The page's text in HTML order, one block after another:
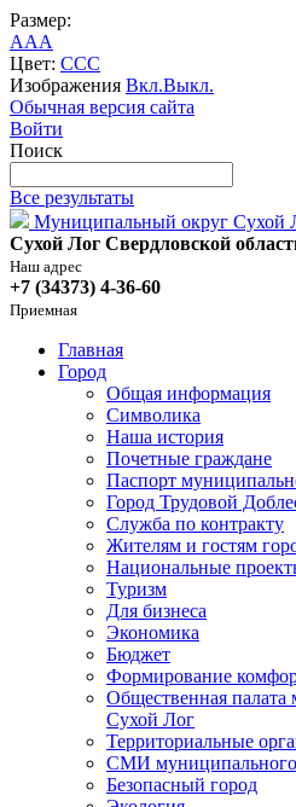
Размер:
AAA
Цвет: CCC
Изображения Вкл.Выкл.
Обычная версия сайта
Войти
Поиск
Все результаты
Муниципальный округ Сухой
Сухой Лог Свердловской
Наш адрес
+7 (34373) 4-36-60
Приемная
Главная
Город
Общая информация
Символика
Наша история
Почетные граждане
Паспорт
Город Трудовой
Служба по контракту
Жителям и гостям
Национальные
Туризм
Для бизнеса
Экономика
Бюджет
Формирование
Общественная палата
Сухой Лог
Территориальные
СМИ муниципального
Безопасный город